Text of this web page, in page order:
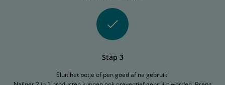
Stap 3
Sluit het potje of pen goed af na gebruik.